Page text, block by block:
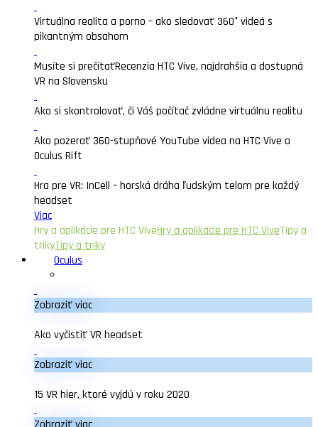
Virtuálna realita a porno – ako sledovať 360° videá s
pikantným obsahom
Musíte si prečítaťRecenzia HTC Vive, najdrahšia a dostupná
VR na Slovensku
Ako si skontrolovať, či Váš počítač zvládne virtuálnu realitu
Ako pozerať 360-stupňové YouTube videa na HTC Vive a
Oculus Rift
Hra pre VR: InCell – horská dráha ľudským telom pre každý
headset
Viac
Hry a aplikácie pre HTC ViveHry a aplikácie pre HTC ViveTipy a
trikyTipy a triky
Oculus
Zobraziť viac
Ako vyčistiť VR headset
Zobraziť viac
15 VR hier, ktoré vyjdú v roku 2020